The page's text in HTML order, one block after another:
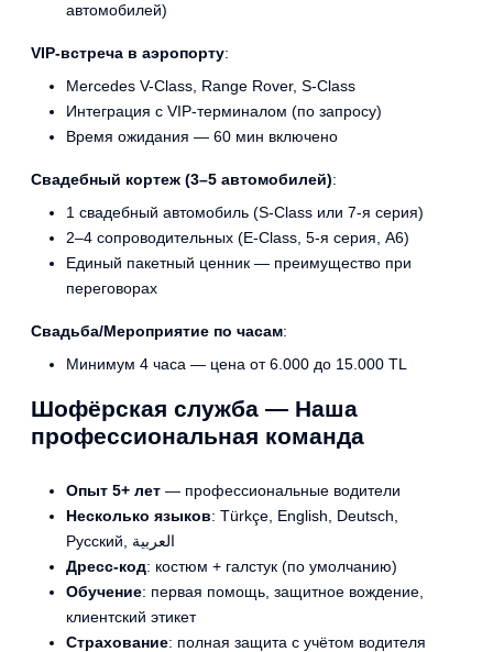
автомобилей)
VIP-встреча в аэропорту:
Mercedes V-Class, Range Rover, S-Class
Интеграция с VIP-терминалом (по запросу)
Время ожидания — 60 мин включено
Свадебный кортеж (3–5 автомобилей):
1 свадебный автомобиль (S-Class или 7-я серия)
2–4 сопроводительных (E-Class, 5-я серия, A6)
Единый пакетный ценник — преимущество при
переговорах
Свадьба/Мероприятие по часам:
Минимум 4 часа — цена от 6.000 до 15.000 TL
Шофёрская служба — Наша
профессиональная команда
Опыт 5+ лет — профессиональные водители
Несколько языков: Türkçe, English, Deutsch,
Русский, العربية
Дресс-код: костюм + галстук (по умолчанию)
Обучение: первая помощь, защитное вождение,
клиентский этикет
Страхование: полная защита с учётом водителя